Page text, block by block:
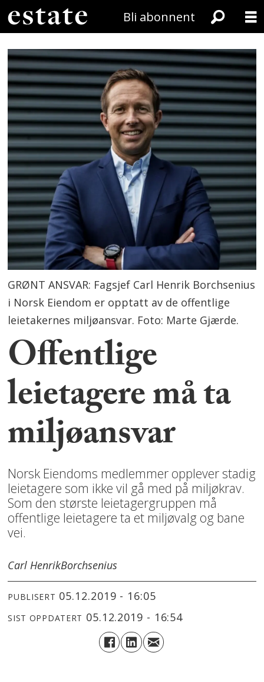
Bli abonnent
GRØNT ANSVAR: Fagsjef Carl Henrik Borchsenius
i Norsk Eiendom er opptatt av de offentlige
leietakernes miljøansvar. Foto: Marte Gjærde.
Offentlige
leietagere må ta
miljøansvar
Norsk Eiendoms medlemmer opplever stadig
leietagere som ikke vil gå med på miljøkrav.
Som den største leietagergruppen må
offentlige leietagere ta et miljøvalg og bane
vei.
Carl HenrikBorchsenius
PUBLISERT 05.12.2019 - 16:05
SIST OPPDATERT 05.12.2019 - 16:54